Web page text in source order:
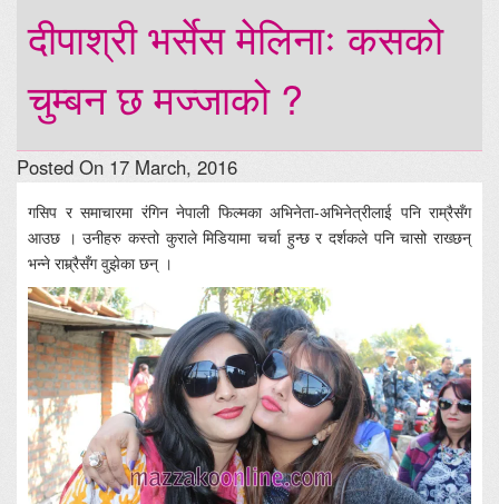
दीपाश्री भर्सेस मेलिनाः कसको
चुम्बन छ मज्जाको ?
Posted On 17 March, 2016
गसिप र समाचारमा रंगिन नेपाली फिल्मका अभिनेता-अभिनेत्रीलाई पनि राम्रैसँग
आउछ । उनीहरु कस्तो कुराले मिडियामा चर्चा हुन्छ र दर्शकले पनि चासो राख्छन्
भन्ने राम्र्रैसँग वुझेका छन् ।